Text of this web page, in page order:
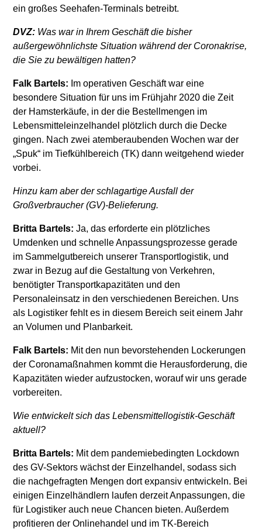
ein großes Seehafen-Terminals betreibt.
DVZ: Was war in Ihrem Geschäft die bisher
außergewöhnlichste Situation während der Coronakrise,
die Sie zu bewältigen hatten?
Falk Bartels: Im operativen Geschäft war eine
besondere Situation für uns im Frühjahr 2020 die Zeit
der Hamsterkäufe, in der die Bestellmengen im
Lebensmitteleinzelhandel plötzlich durch die Decke
gingen. Nach zwei atemberaubenden Wochen war der
„Spuk“ im Tiefkühlbereich (TK) dann weitgehend wieder
vorbei.
Hinzu kam aber der schlagartige Ausfall der
Großverbraucher (GV)-Belieferung.
Britta Bartels:Ja, das erforderte ein plötzliches
Umdenken und schnelle Anpassungsprozesse gerade
im Sammelgutbereich unserer Transportlogistik, und
zwar in Bezug auf die Gestaltung von Verkehren,
benötigter Transportkapazitäten und den
Personaleinsatz in den verschiedenen Bereichen. Uns
als Logistiker fehlt es in diesem Bereich seit einem Jahr
an Volumen und Planbarkeit.
Falk Bartels: Mit den nun bevorstehenden Lockerungen
der Coronamaßnahmen kommt die Herausforderung, die
Kapazitäten wieder aufzustocken, worauf wir uns gerade
vorbereiten.
Wie entwickelt sich das Lebensmittellogistik-Geschäft
aktuell?
Britta Bartels: Mit dem pandemiebedingten Lockdown
des GV-Sektors wächst der Einzelhandel, sodass sich
die nachgefragten Mengen dort expansiv entwickeln. Bei
einigen Einzelhändlern laufen derzeit Anpassungen, die
für Logistiker auch neue Chancen bieten. Außerdem
profitieren der Onlinehandel und im TK-Bereich